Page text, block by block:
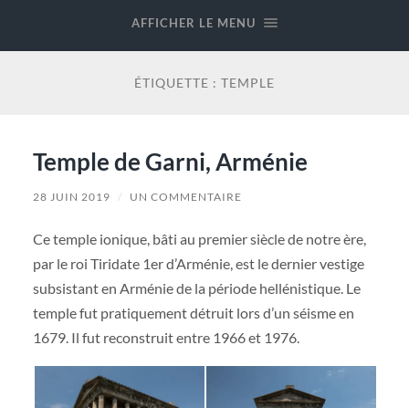
AFFICHER LE MENU
ÉTIQUETTE : TEMPLE
Temple de Garni, Arménie
28 JUIN 2019 / UN COMMENTAIRE
Ce temple ionique, bâti au premier siècle de notre ère,
par le roi Tiridate 1er d’Arménie, est le dernier vestige
subsistant en Arménie de la période hellénistique. Le
temple fut pratiquement détruit lors d’un séisme en
1679. Il fut reconstruit entre 1966 et 1976.